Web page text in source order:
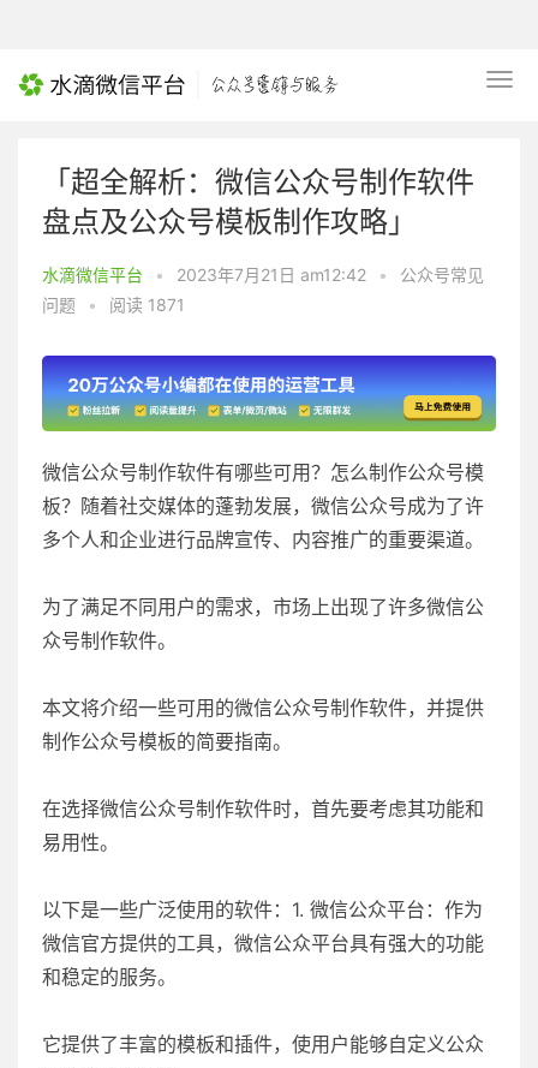
「超全解析：微信公众号制作软件
盘点及公众号模板制作攻略」
水滴微信平台 • 2023年7月21日 am12:42 •
公众号常见
问题
• 阅读 1871
微信公众号制作软件有哪些可用？怎么制作公众号模
板？随着社交媒体的蓬勃发展，微信公众号成为了许
多个人和企业进行品牌宣传、内容推广的重要渠道。
为了满足不同用户的需求，市场上出现了许多微信公
众号制作软件。
本文将介绍一些可用的微信公众号制作软件，并提供
制作公众号模板的简要指南。
在选择微信公众号制作软件时，首先要考虑其功能和
易用性。
以下是一些广泛使用的软件：1. 微信公众平台：作为
微信官方提供的工具，微信公众平台具有强大的功能
和稳定的服务。
它提供了丰富的模板和插件，使用户能够自定义公众